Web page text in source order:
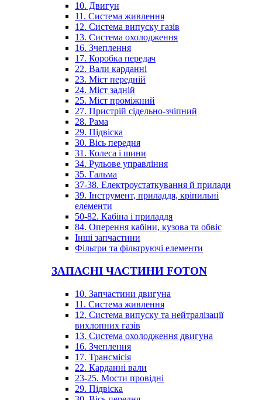
10. Двигун
11. Система живлення
12. Система випуску газів
13. Система охолодження
16. Зчеплення
17. Коробка передач
22. Вали карданні
23. Міст передній
24. Міст задній
25. Міст проміжний
27. Пристрій сідельно-зчіпний
28. Рама
29. Підвіска
30. Вісь передня
31. Колеса і шини
34. Рульове управління
35. Гальма
37-38. Електроустаткування й прилади
39. Інструмент, приладдя, кріпильні
елементи
50-82. Кабіна і приладдя
84. Оперення кабіни, кузова та обвіс
Інші запчастини
Фільтри та фільтруючі елементи
ЗАПАСНІ ЧАСТИНИ FOTON
10. Запчастини двигуна
11. Система живлення
12. Система випуску та нейтралізації
вихлопних газів
13. Система охолодження двигуна
16. Зчеплення
17. Трансмісія
22. Карданні вали
23-25. Мости провідні
29. Підвіска